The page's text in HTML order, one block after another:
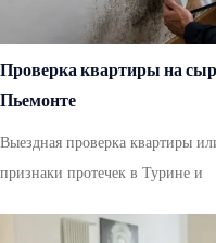
Проверка квартиры на
Пьемонте
Выездная проверка квартиры
признаки протечек в Турине и